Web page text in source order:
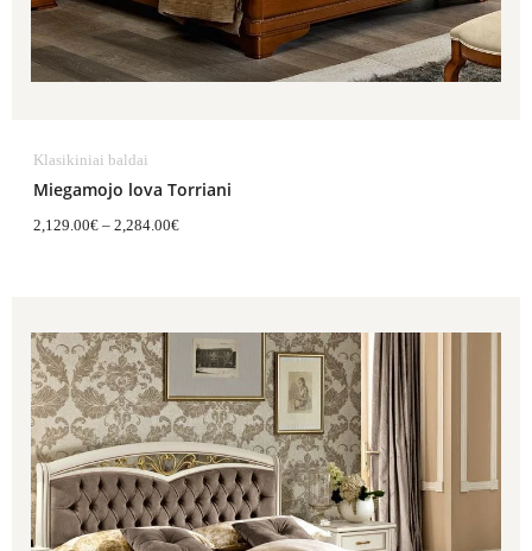
Klasikiniai baldai
Miegamojo lova Torriani
2,129.00€ – 2,284.00€
2,067.00€
through
2,198.00€